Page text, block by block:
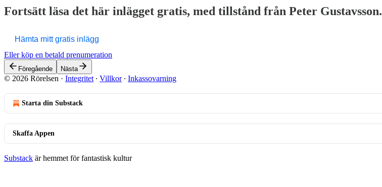
Fortsätt läsa det här inlägget gratis, med tillstånd från Peter Gustavsson.
Hämta mitt gratis inlägg
Eller köp en betald prenumeration
Föregående Nästa
© 2026 Rörelsen · Integritet ∙ Villkor∙ Inkassovarning
Starta din Substack
Skaffa Appen
Substack är hemmet för fantastisk kultur